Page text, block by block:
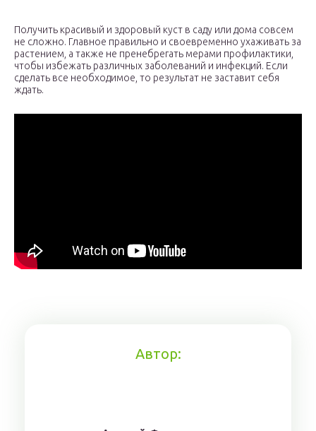
Получить красивый и здоровый куст в саду или дома совсем
не сложно. Главное правильно и своевременно ухаживать за
растением, а также не пренебрегать мерами профилактики,
чтобы избежать различных заболеваний и инфекций. Если
сделать все необходимое, то результат не заставит себя
ждать.
Автор: